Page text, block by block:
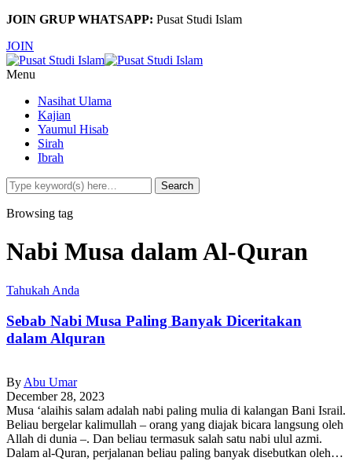
JOIN GRUP WHATSAPP: Pusat Studi Islam
JOIN
Menu
Nasihat Ulama
Kajian
Yaumul Hisab
Sirah
Ibrah
Browsing tag
Nabi Musa dalam Al-Quran
Tahukah Anda
Sebab Nabi Musa Paling Banyak Diceritakan
dalam Alquran
By Abu Umar
December 28, 2023
Musa ‘alaihis salam adalah nabi paling mulia di kalangan Bani Israil.
Beliau bergelar kalimullah – orang yang diajak bicara langsung oleh
Allah di dunia –. Dan beliau termasuk salah satu nabi ulul azmi.
Dalam al-Quran, perjalanan beliau paling banyak disebutkan oleh…